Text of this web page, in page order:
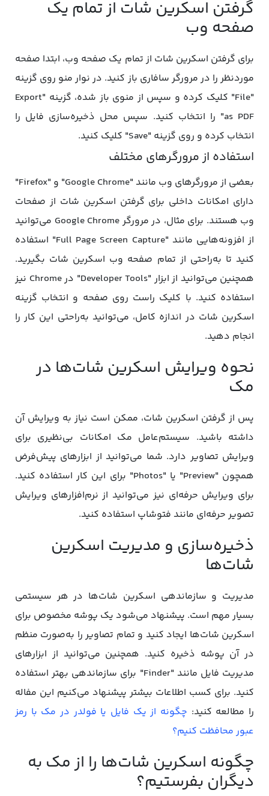
گرفتن اسکرین شات از تمام یک
صفحه وب
برای گرفتن اسکرین شات از تمام یک صفحه وب، ابتدا صفحه
موردنظر را در مرورگر سافاری باز کنید. در نوار منو روی گزینه
"File" کلیک کرده و سپس از منوی باز شده، گزینه "Export
as PDF" را انتخاب کنید. سپس محل ذخیره‌سازی فایل را
انتخاب کرده و روی گزینه "Save" کلیک کنید.
استفاده از مرورگرهای مختلف
بعضی از مرورگرهای وب مانند "Google Chrome" و "Firefox"
دارای امکانات داخلی برای گرفتن اسکرین شات از صفحات
وب هستند. برای مثال، در مرورگر Google Chrome می‌توانید
از افزونه‌هایی مانند "Full Page Screen Capture" استفاده
کنید تا به‌راحتی از تمام صفحه وب اسکرین شات بگیرید.
همچنین می‌توانید از ابزار "Developer Tools" در Chrome نیز
استفاده کنید. با کلیک راست روی صفحه و انتخاب گزینه
اسکرین شات در اندازه کامل، می‌توانید به‌راحتی این کار را
انجام دهید.
نحوه ویرایش اسکرین شات‌ها در
مک
پس از گرفتن اسکرین شات، ممکن است نیاز به ویرایش آن
داشته باشید. سیستم‌عامل مک امکانات بی‌نظیری برای
ویرایش تصاویر دارد. شما می‌توانید از ابزارهای پیش‌فرض
همچون "Preview" یا "Photos" برای این کار استفاده کنید.
برای ویرایش حرفه‌ای نیز می‌توانید از نرم‌افزارهای ویرایش
تصویر حرفه‌ای مانند فتوشاپ استفاده کنید.
ذخیره‌سازی و مدیریت اسکرین
شات‌ها
مدیریت و سازماندهی اسکرین شات‌ها در هر سیستمی
بسیار مهم است. پیشنهاد می‌شود یک پوشه مخصوص برای
اسکرین شات‌ها ایجاد کنید و تمام تصاویر را به‌صورت منظم
در آن پوشه ذخیره کنید. همچنین می‌توانید از ابزارهای
مدیریت فایل مانند "Finder" برای سازماندهی بهتر استفاده
کنید. برای کسب اطلاعات بیشتر پیشنهاد می‌کنیم این مفاله
را مطالعه کنید: چگونه از یک فایل یا فولدر در مک با رمز
عبور محافظت کنیم؟
چگونه اسکرین شات‌ها را از مک به
دیگران بفرستیم؟